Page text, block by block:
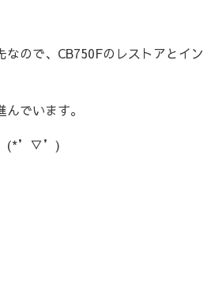
なので、CB750Fのレストアとイン
でいます。
。(*’▽’)